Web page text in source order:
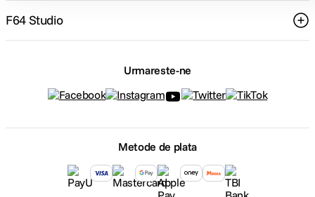
F64 Studio
Urmareste-ne
Metode de plata